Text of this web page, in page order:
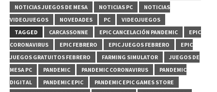
NOTICIAS JUEGOS DE MESA
NOTICIAS PC
NOTICIAS
VIDEOJUEGOS
NOVEDADES PC
VIDEOJUEGOS
TAGGED
CARCASSONNE EPIC CANCELACIÓN PANDEMIC
EPIC
CORONAVIRUS
EPIC FEBRERO EPIC JUEGOS FEBRERO
EPIC
JUEGOS GRATUITOS FEBRERO
FARMING SIMULATOR
JUEGOS DE
MESA PC
PANDEMIC PANDEMIC CORONAVIRUS
PANDEMIC
DIGITAL
PANDEMIC EPIC
PANDEMIC EPIC GAMES STORE